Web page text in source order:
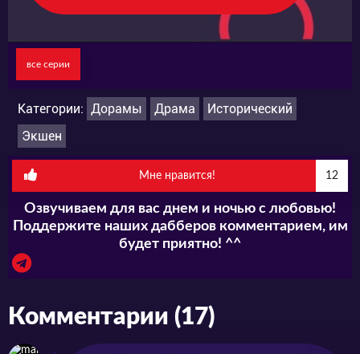
все серии
Категории: Дорамы Драма
Исторический
Экшен
Мне нравится! 12
Озвучиваем для вас днем и ночью с любовью!
Поддержите наших дабберов комментарием, им
будет приятно! ^^
Комментарии (17)